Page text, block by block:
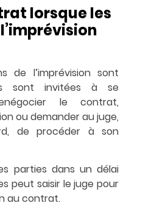
lorsque les
de l’imprévision sont
sont invitées à se
le contrat,
ou demander au juge,
de procéder à son
parties dans un délai
peut saisir le juge pour
au contrat.